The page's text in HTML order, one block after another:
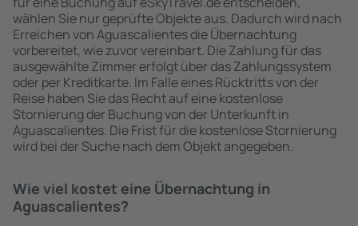
wählen Sie nur geprüfte Objekte aus. Dadurch wird nach
Erreichen von Aguascalientes die Übernachtung
vorbereitet, wie zuvor vereinbart. Die Zahlung für das
ausgewählte Zimmer erfolgt über das Zahlungssystem
oder per Kreditkarte. Im Falle eines Rücktritts von der
Reise haben Sie das Recht auf eine kostenlose
Stornierung der Buchung von der Unterkunft in
Aguascalientes. Die Frist für die kostenlose Stornierung
wird bei der Suche nach dem Objekt angegeben.
Wie viel kostet eine Übernachtung in
Aguascalientes?